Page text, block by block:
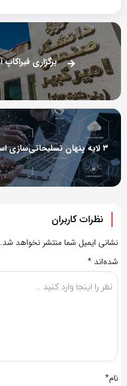
نظرات کاربران
نشانی ایمیل شما منتشر نخواهد شد.
شده‌اند *
نام*